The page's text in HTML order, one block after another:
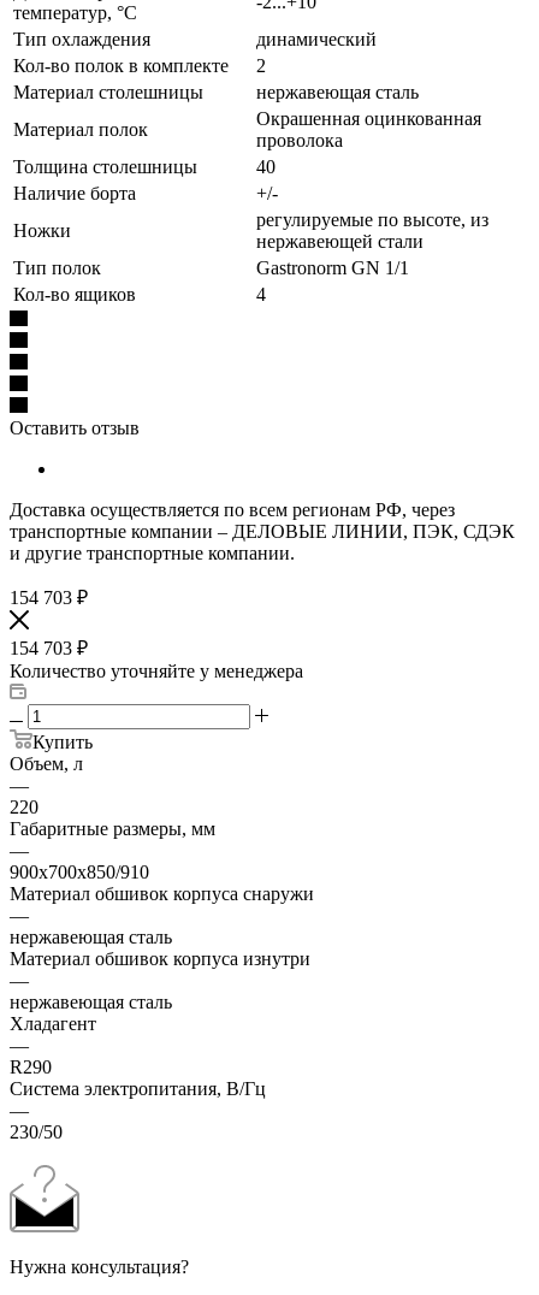
температур, °C
Тип охлаждения
динамический
Кол-во полок в комплекте
2
Материал столешницы
нержавеющая сталь
Материал полок
Окрашенная оцинкованная
проволока
Толщина столешницы
40
Наличие борта
+/-
Ножки
регулируемые по высоте, из
нержавеющей стали
Тип полок
Gastronorm GN 1/1
Кол-во ящиков
4
Оставить отзыв
Доставка осуществляется по всем регионам РФ, через
транспортные компании – ДЕЛОВЫЕ ЛИНИИ, ПЭК, СДЭК
и другие транспортные компании.
154 703 ₽
154 703 ₽
Количество уточняйте у менеджера
Купить
Объем, л
—
220
Габаритные размеры, мм
—
900х700х850/910
Материал обшивок корпуса снаружи
—
нержавеющая сталь
Материал обшивок корпуса изнутри
—
нержавеющая сталь
Хладагент
—
R290
Система электропитания, В/Гц
—
230/50
Нужна консультация?